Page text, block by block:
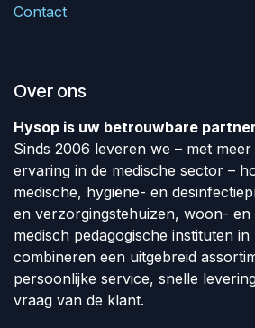
Contact
Over ons
Hysop is uw betrouwbare
Sinds 2006 leveren we – met
ervaring in de medische sector –
medische, hygiëne- en
en verzorgingstehuizen, woon-
medisch pedagogische instituten in
combineren een uitgebreid
persoonlijke service, snelle
vraag van de klant.